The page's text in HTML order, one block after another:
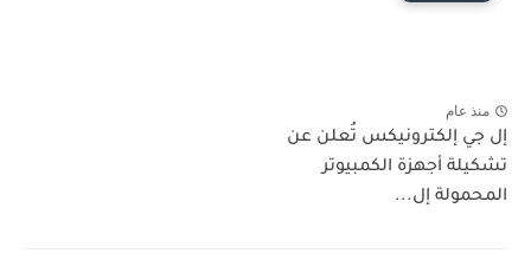
منذ عام
إل جي إلكترونيكس تُعلن عن
تشكيلة أجهزة الكمبيوتر
المحمولة إل...